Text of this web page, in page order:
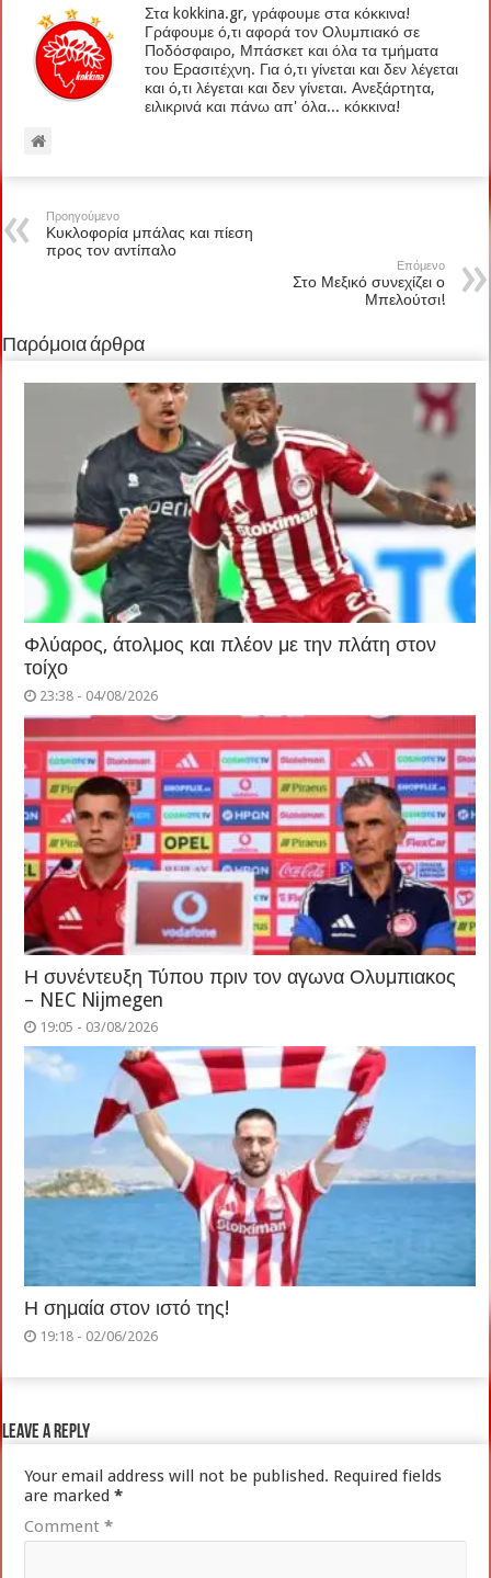
Στα kokkina.gr, γράφουμε στα κόκκινα!
Γράφουμε ό,τι αφορά τον Ολυμπιακό σε
Ποδόσφαιρο, Μπάσκετ και όλα τα τμήματα
του Ερασιτέχνη. Για ό,τι γίνεται και δεν λέγεται
και ό,τι λέγεται και δεν γίνεται. Ανεξάρτητα,
ειλικρινά και πάνω απ' όλα... κόκκινα!
Προηγούμενο
Κυκλοφορία μπάλας και πίεση
προς τον αντίπαλο
Επόμενο
Στο Μεξικό συνεχίζει ο
Μπελούτσι!
Παρόμοια άρθρα
Φλύαρος, άτολμος και πλέον με την πλάτη στον
τοίχο
23:38 - 04/08/2026
Η συνέντευξη Τύπου πριν τον αγωνα Ολυμπιακος
– NEC Nijmegen
19:05 - 03/08/2026
Η σημαία στον ιστό της!
19:18 - 02/06/2026
Leave a Reply
Your email address will not be published. Required fields
are marked*
Comment*